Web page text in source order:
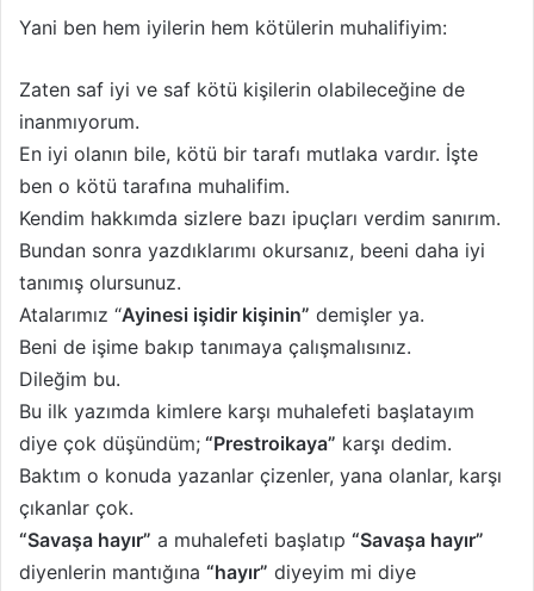
Yani ben hem iyilerin hem kötülerin muhalifiyim:
Zaten saf iyi ve saf kötü kişilerin olabileceğine de
inanmıyorum.
En iyi olanın bile, kötü bir tarafı mutlaka vardır. İşte
ben o kötü tarafına muhalifim.
Kendim hakkımda sizlere bazı ipuçları verdim sanırım.
Bundan sonra yazdıklarımı okursanız, beeni daha iyi
tanımış olursunuz.
Atalarımız “Ayinesi işidir kişinin” demişler ya.
Beni de işime bakıp tanımaya çalışmalısınız.
Dileğim bu.
Bu ilk yazımda kimlere karşı muhalefeti başlatayım
diye çok düşündüm; “Prestroikaya” karşı dedim.
Baktım o konuda yazanlar çizenler, yana olanlar, karşı
çıkanlar çok.
“Savaşa hayır” a muhalefeti başlatıp “Savaşa hayır”
diyenlerin mantığına “hayır” diyeyim mi diye